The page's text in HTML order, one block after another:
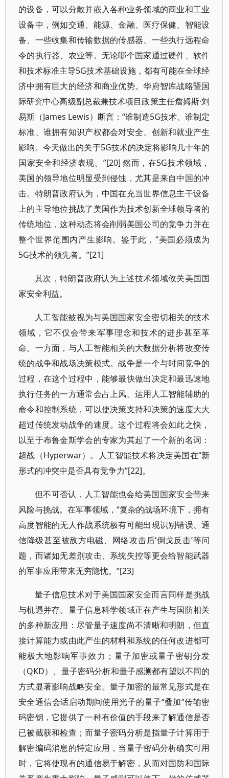
的设备，可以分散并嵌入各种业务领域的商业和工业
设备中，例如交通、能源、金融、医疗保健、智能设
备、一些收集和传输数据的传感器、一些执行远程命
令的执行器、农业等。无论哪个国家通过硬件、软件
和技术标准主导5G技术基础设施，都有可能在全球经
济中拥有巨大的经济和商业优势。华府智库战略暨国
际研究中心高级副总裁兼技术项目政策主任詹姆斯·刘
易斯（James Lewis）断言：“谁制造5G技术、谁制定
标准、谁拥有知识产权都会对安全、创新和就业产生
影响。今天做出的关于5G技术的决定将影响几十年的
国家安全和经济表现。”[20] 然而，在5G技术领域，
美国的领导地位明显受到侵蚀，尤其是来自中国的冲
击。特朗普政府认为，中国在充当世界信息主干设备
上的主导地位挑战了美国作为技术创新全球领导者的
传统地位，这种动态将会削弱美国公司的竞争力并在
整个世界范围内产生影响。鉴于此，“美国必须成为
5G技术的领先者。”[21]
其次，特朗普政府认为上述技术领域攸关美国国
家安全利益。
人工智能被视为与美国国家安全密切相关的技术
领域，它不仅会带来军事理念和技术的进步甚至革
命。一方面，与人工智能相关的大数据分析将改变传
统的战争和战场决策模式。战争是一个与时间竞争的
过程，在这个过程中，能够最快做出决定和最迅速地
执行任务的一方通常会占上风。运用人工智能辅助的
命令和控制系统，可以使决策支持和决策的速度大大
超过传统发动战争的速度。这个过程将会如此之快，
以至于布鲁金斯学会的专家为其起了一个新的名词：
超战（Hyperwar）。人工智能技术将决定美国在“新
形式的冲突中是否具有竞争力”[22]。
但不可否认，人工智能也会给美国国家安全带来
风险与挑战。在军事领域，“复杂的战场环境下，拥有
高度智能的无人作战系统极有可能出现识别错误、通
信降级甚至被敌方电磁、网络攻击后‘倒戈反击’等问
题，而诸如无差别攻击、系统失控等更会给智能武器
的军事应用带来无穷隐忧。”[23]
量子信息技术对于美国国家安全而言同样是挑战
与机遇并存。量子信息科学领域正在产生与国防相关
的多种新应用：尽管量子速度尚不清晰和明朗，但直
接计算能力或由此产生的材料和系统的任何改进都可
能极大地影响军事效力；量子加密或量子密钥分发
（QKD）、量子密码分析和量子感测都有望以不同的
方式显著影响战略安全。量子加密的最常见形式是在
安全通信会话启动期间使用光子的量子“叠加”传输密
码密钥，它提供了一种有价值的手段来了解通信是否
已被截获和检查；而量子密码分析是指量子计算用于
解密编码消息的特定应用，当量子密码分析确实可用
时，它将使现有的通信易于解密，从而对国防和国际